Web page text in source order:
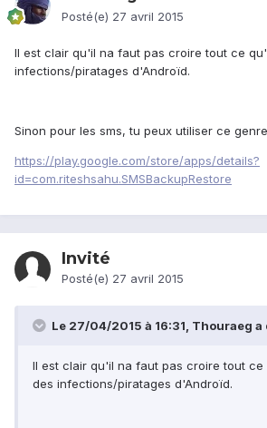
Posté(e) 27 avril 2015
Il est clair qu'il na faut pas croire tout ce
infections/piratages d'Androïd.
Sinon pour les sms, tu peux utiliser ce
https://play.google.com/store/apps/details?
id=com.riteshsahu.SMSBackupRestore
Invité
Posté(e) 27 avril 2015
Le 27/04/2015 à 16:31, Thouraeg a
Il est clair qu'il na faut pas croire tout
des infections/piratages d'Androïd.